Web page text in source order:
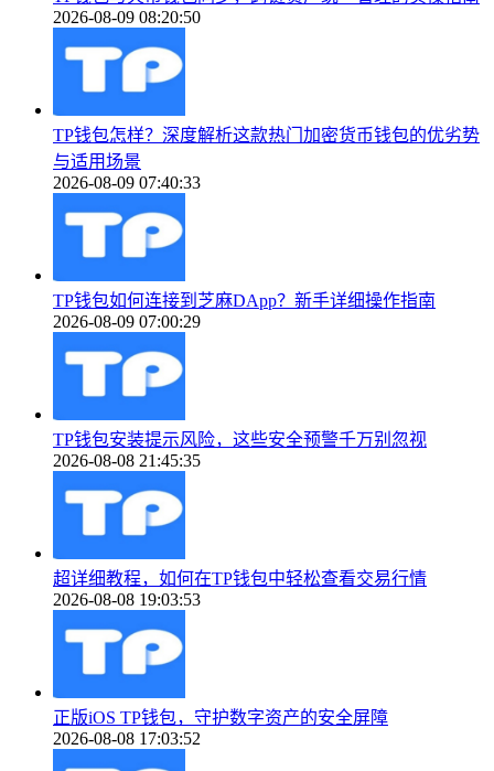
2026-08-09 08:20:50
TP钱包怎样？深度解析这款热门加密货币钱包的优劣势
与适用场景
2026-08-09 07:40:33
TP钱包如何连接到芝麻DApp？新手详细操作指南
2026-08-09 07:00:29
TP钱包安装提示风险，这些安全预警千万别忽视
2026-08-08 21:45:35
超详细教程，如何在TP钱包中轻松查看交易行情
2026-08-08 19:03:53
正版iOS TP钱包，守护数字资产的安全屏障
2026-08-08 17:03:52